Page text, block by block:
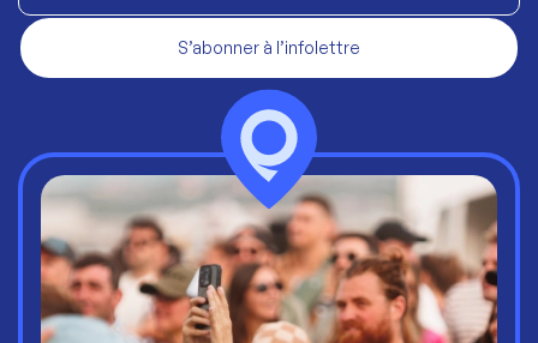
S’abonner à l’infolettre